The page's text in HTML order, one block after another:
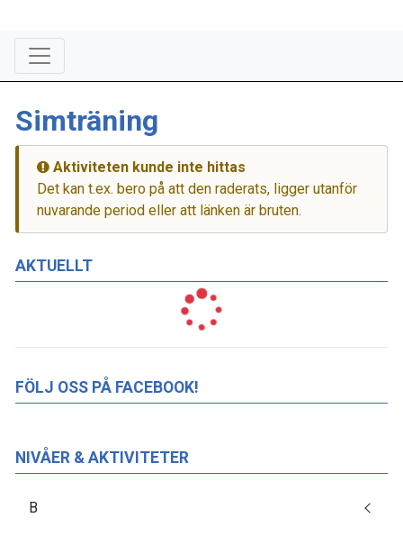
AKTUELLT
FÖLJ OSS PÅ FACEBOOK!
Simträning
Aktiviteten kunde inte hittas
Det kan t.ex. bero på att den raderats, ligger utanför
nuvarande period eller att länken är bruten.
NIVÅER & AKTIVITETER
B